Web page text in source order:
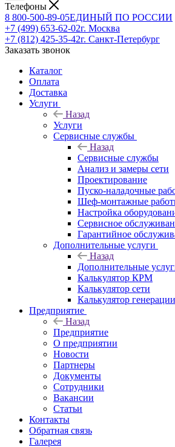
Телефоны
8 800-500-89-05ЕДИНЫЙ ПО РОССИИ
+7 (499) 653-62-02г. Москва
+7 (812) 425-35-42г. Санкт-Петербург
Заказать звонок
Каталог
Оплата
Доставка
Услуги
Назад
Услуги
Сервисные службы
Назад
Сервисные службы
Анализ и замеры сети
Проектирование
Пуско-наладочные
Шеф-монтажные
Настройка
Сервисное
Гарантийное
Дополнительные услуги
Назад
Дополнительные
Калькулятор КРМ
Калькулятор сети
Калькулятор генерации
Предприятие
Назад
Предприятие
О предприятии
Новости
Партнеры
Документы
Сотрудники
Вакансии
Статьи
Контакты
Обратная связь
Галерея